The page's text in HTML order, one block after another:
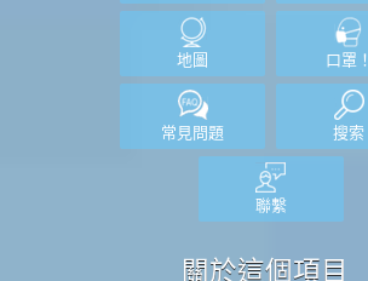
地圖 口罩！
常見問題 搜索
聯繫
關於這個項目